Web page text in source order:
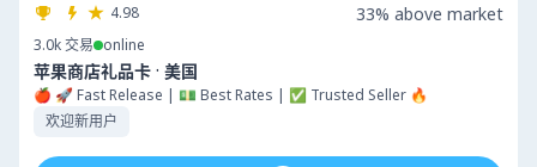
4.98
3.0k交易 online
苹果商店礼品卡 · 美国
🍎 🚀 Fast Release | 💵 Best Rates | ✅ Trusted Seller 🔥
欢迎新用户
33% above market